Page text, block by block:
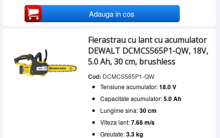
Adauga in cos
Fierastrau cu lant cu acumulator
DEWALT DCMCS565P1-QW, 18V,
5.0 Ah, 30 cm, brushless
Cod: DCMCS565P1-QW
Tensiune acumulator:18.0 V
Capacitate acumulator:5.0 Ah
Lungime sina:30 cm
Viteza lant:7.68 m/s
Greutate:3.3 kg